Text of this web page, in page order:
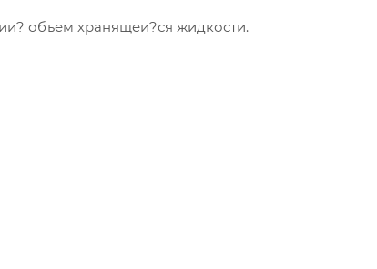
объем хранящеи?ся жидкости.